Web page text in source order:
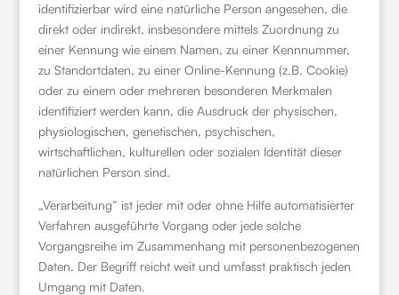
identifizierbar wird eine natürliche Person angesehen, die
direkt oder indirekt, insbesondere mittels Zuordnung zu
einer Kennung wie einem Namen, zu einer Kennnummer,
zu Standortdaten, zu einer Online-Kennung (z.B. Cookie)
oder zu einem oder mehreren besonderen Merkmalen
identifiziert werden kann, die Ausdruck der physischen,
physiologischen, genetischen, psychischen,
wirtschaftlichen, kulturellen oder sozialen Identität dieser
natürlichen Person sind.
„Verarbeitung“ ist jeder mit oder ohne Hilfe automatisierter
Verfahren ausgeführte Vorgang oder jede solche
Vorgangsreihe im Zusammenhang mit personenbezogenen
Daten. Der Begriff reicht weit und umfasst praktisch jeden
Umgang mit Daten.